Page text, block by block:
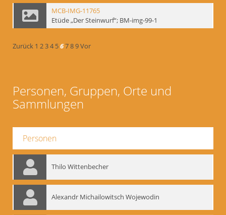
MCB-IMG-11765
Etüde „Der Steinwurf“; BM-img-99-1
Zurück 1 234 56789Vor
Personen, Gruppen, Orte und
Sammlungen
Personen
Thilo Wittenbecher
Alexandr Michailowitsch Wojewodin